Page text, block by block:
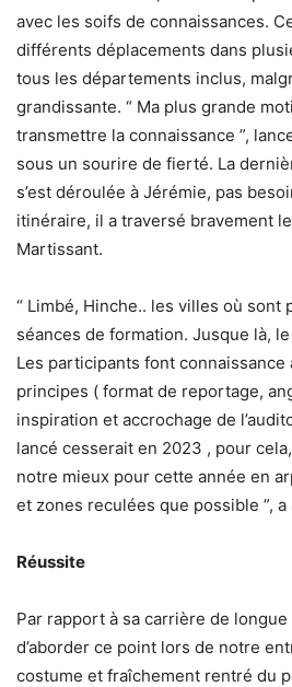
avec les soifs de connaissances.
différents déplacements dans
tous les départements inclus,
grandissante. “ Ma plus grande
transmettre la connaissance ”,
sous un sourire de fierté. La
s’est déroulée à Jérémie, pas
itinéraire, il a traversé bravement
Martissant.
“ Limbé, Hinche.. les villes où sont
séances de formation. Jusque là,
Les participants font connaissance
principes ( format de reportage,
inspiration et accrochage de
lancé cesserait en 2023 , pour
notre mieux pour cette année en
et zones reculées que possible ”,
Réussite
Par rapport à sa carrière de
d’aborder ce point lors de notre
costume et fraîchement rentré du